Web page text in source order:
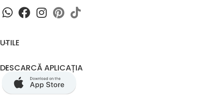
UTILE
DESCARCĂ APLICAȚIA